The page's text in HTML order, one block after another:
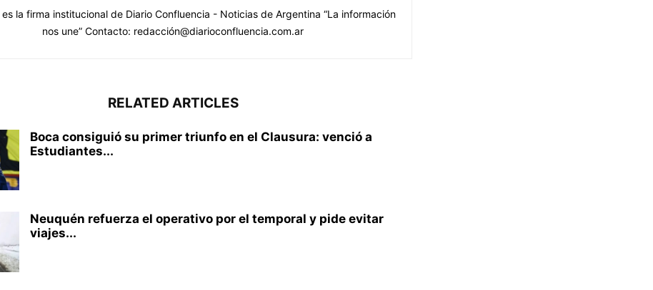
la firma institucional de Diario Confluencia - Noticias de Argentina “La información
nos une” Contacto: redacción@diarioconfluencia.com.ar
RELATED ARTICLES
Boca consiguió su primer triunfo en el Clausura: venció a
Estudiantes...
Neuquén refuerza el operativo por el temporal y pide evitar
viajes...